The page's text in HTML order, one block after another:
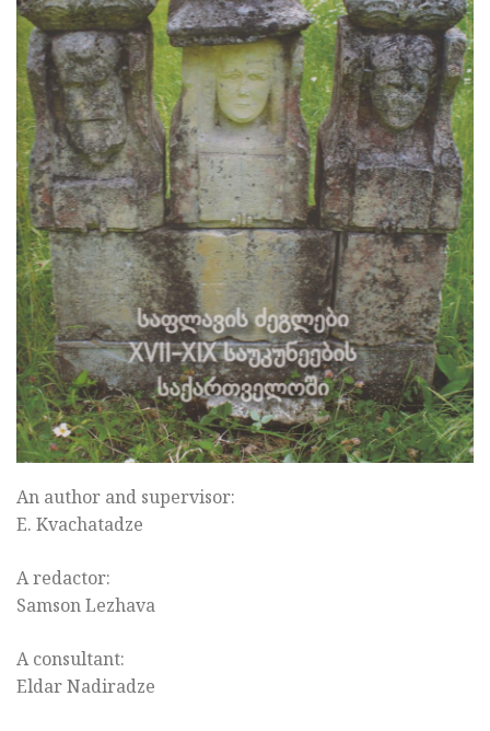
An author and supervisor:
E. Kvachatadze
A redactor:
Samson Lezhava
A consultant:
Eldar Nadiradze